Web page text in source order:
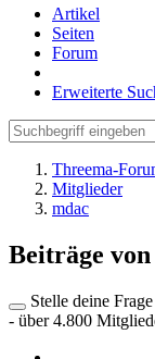
Artikel
Seiten
Forum
Erweiterte
Threema-
Mitglieder
mdac
Beiträge
Stelle deine
- über 4.800